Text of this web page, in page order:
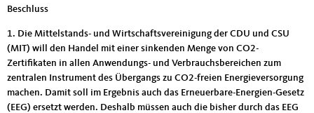
Beschluss
1. Die Mittelstands- und Wirtschaftsvereinigung der CDU und CSU
(MIT) will den Handel mit einer sinkenden Menge von CO2-
Zertifikaten in allen Anwendungs- und Verbrauchsbereichen zum
zentralen Instrument des Übergangs zu CO2-freien Energieversorgung
machen. Damit soll im Ergebnis auch das Erneuerbare-Energien-Gesetz
(EEG) ersetzt werden. Deshalb müssen auch die bisher durch das EEG